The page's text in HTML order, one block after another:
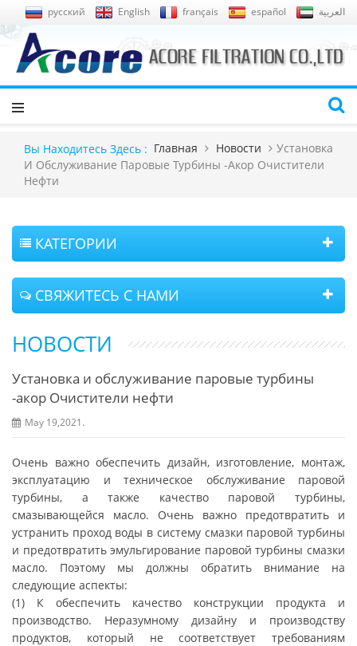
русский English français español العربية
Вы Находитесь Здесь : Главная Новости
Установка
И Обслуживание Паровые Турбины -акор Очистители
Нефти
КАТЕГОРИИ
СВЯЖИТЕСЬ С НАМИ
НОВОСТИ
Установка и обслуживание паровые турбины
-акор Очистители нефти
May 19,2021.
Очень важно обеспечить дизайн, изготовление, монтаж,
эксплуатацию и техническое обслуживание паровой
турбины, а также качество паровой турбины,
смазывающейся масло. Очень важно предотвратить и
устранить проход воды в систему смазки паровой турбины
и предотвратить эмульгирование паровой турбины смазки
масло. Поэтому мы должны обратить внимание на
следующие аспекты:
(1) К обеспечить качество конструкции продукта и
производство. Неразумному дизайну и производству
продуктов, который не соответствует требованиям